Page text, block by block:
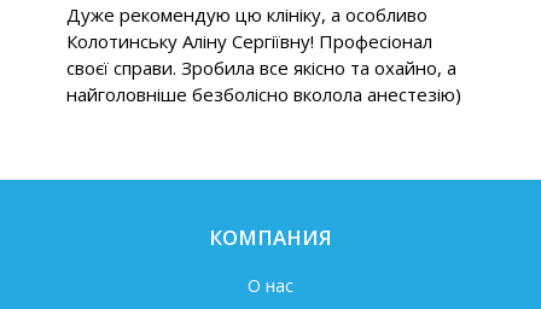
Дуже рекомендую цю клініку, а особливо
Колотинську Аліну Сергіївну! Професіонал
своєї справи. Зробила все якісно та охайно, а
найголовніше безболісно вколола анестезію)
КОМПАНИЯ
О нас